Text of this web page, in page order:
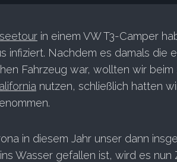
in einem VW T3-Camper
infiziert. Nachdem es damals die
Fahrzeug war, wollten wir
nutzen, schließlich hatten
in diesem Jahr unser dann
Wasser gefallen ist, wird es nun